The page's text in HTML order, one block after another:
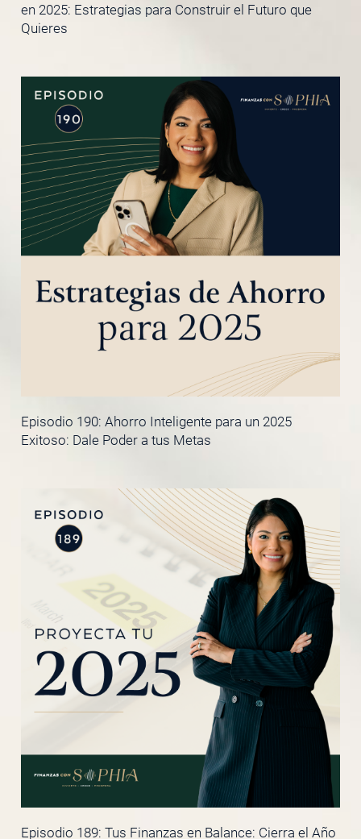
en 2025: Estrategias para Construir el Futuro que
Quieres
Episodio 190: Ahorro Inteligente para un 2025
Exitoso: Dale Poder a tus Metas
Episodio 189: Tus Finanzas en Balance: Cierra el Año